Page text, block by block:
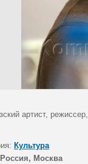
артист,
Культура
Россия, Москва